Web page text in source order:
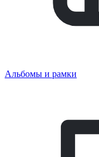
Альбомы и рамки